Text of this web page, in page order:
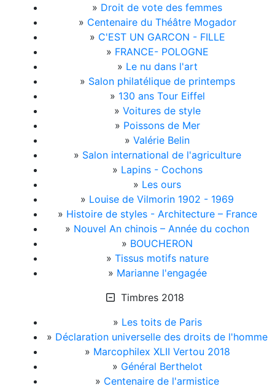
» Droit de vote des femmes
» Centenaire du Théâtre Mogador
» C'EST UN GARCON - FILLE
» FRANCE- POLOGNE
» Le nu dans l'art
» Salon philatélique de printemps
» 130 ans Tour Eiffel
» Voitures de style
» Poissons de Mer
» Valérie Belin
» Salon international de l'agriculture
» Lapins - Cochons
» Les ours
» Louise de Vilmorin 1902 - 1969
» Histoire de styles - Architecture – France
» Nouvel An chinois – Année du cochon
» BOUCHERON
» Tissus motifs nature
» Marianne l'engagée
Timbres 2018
» Les toits de Paris
» Déclaration universelle des droits de l'homme
» Marcophilex XLII Vertou 2018
» Général Berthelot
» Centenaire de l'armistice